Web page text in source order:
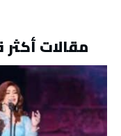
مقالات أكثر